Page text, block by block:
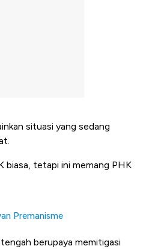
situasi yang sedang
biasa, tetapi ini memang PHK
Premanisme
berupaya memitigasi